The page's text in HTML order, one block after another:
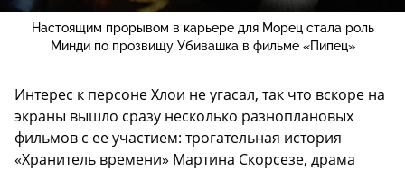
Настоящим прорывом в карьере для Морец стала роль
Минди по прозвищу Убивашка в фильме «Пипец»
Интерес к персоне Хлои не угасал, так что вскоре на
экраны вышло сразу несколько разноплановых
фильмов с ее участием: трогательная история
«Хранитель времени» Мартина Скорсезе, драма